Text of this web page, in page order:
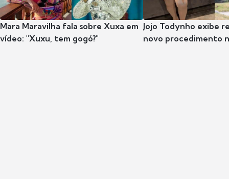
Mara Maravilha fala sobre Xuxa em
vídeo: "Xuxu, tem gogó?"
Jojo Todynho exibe
novo procedimento